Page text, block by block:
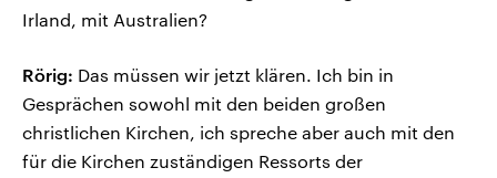
Irland, mit Australien?
Rörig: Das müssen wir jetzt klären. Ich bin in
Gesprächen sowohl mit den beiden großen
christlichen Kirchen, ich spreche aber auch mit den
für die Kirchen zuständigen Ressorts der